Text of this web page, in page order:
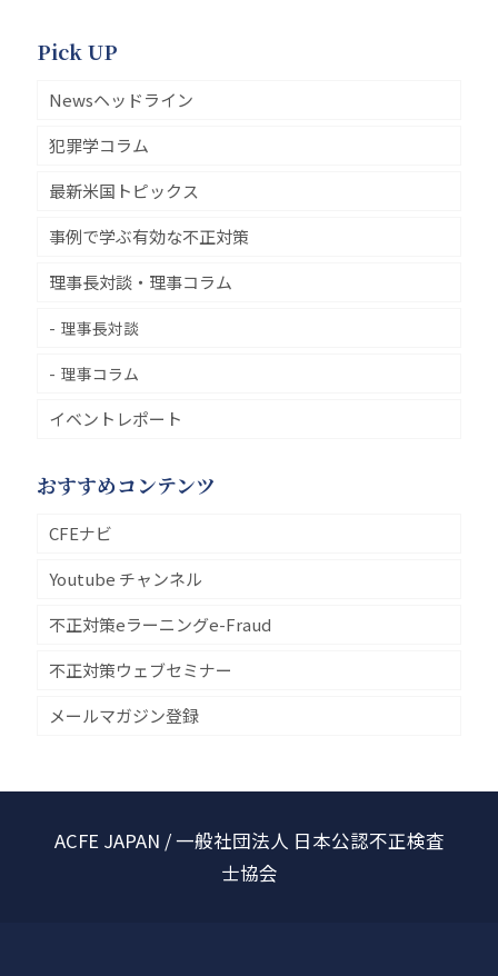
Pick UP
Newsヘッドライン
犯罪学コラム
最新米国トピックス
事例で学ぶ有効な不正対策
理事長対談・理事コラム
理事長対談
理事コラム
イベントレポート
おすすめコンテンツ
CFEナビ
Youtube チャンネル
不正対策eラーニングe-Fraud
不正対策ウェブセミナー
メールマガジン登録
ACFE JAPAN / 一般社団法人 日本公認不正検査
士協会